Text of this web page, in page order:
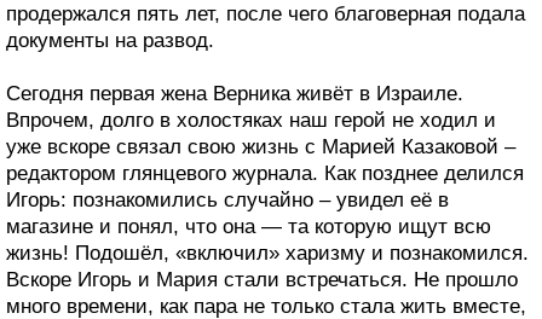
продержался пять лет, после чего благоверная подала
документы на развод.
Сегодня первая жена Верника живёт в Израиле.
Впрочем, долго в холостяках наш герой не ходил и
уже вскоре связал свою жизнь с Марией Казаковой –
редактором глянцевого журнала. Как позднее делился
Игорь: познакомились случайно – увидел её в
магазине и понял, что она — та которую ищут всю
жизнь! Подошёл, «включил» харизму и познакомился.
Вскоре Игорь и Мария стали встречаться. Не прошло
много времени, как пара не только стала жить вместе,